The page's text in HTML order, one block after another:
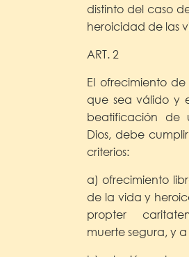
distinto del caso
heroicidad de las
ART. 2
El ofrecimiento
que sea válido y
beatificación de
Dios, debe
criterios:
a) ofrecimiento
de la vida y
propter
muerte segura, y